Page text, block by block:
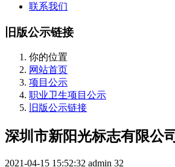
联系我们
旧版公示链接
你的位置
网站首页
项目公示
职业卫生项目公示
旧版公示链接
深圳市新阳光标志有限公司
2021-04-15 15:52:32 admin 32